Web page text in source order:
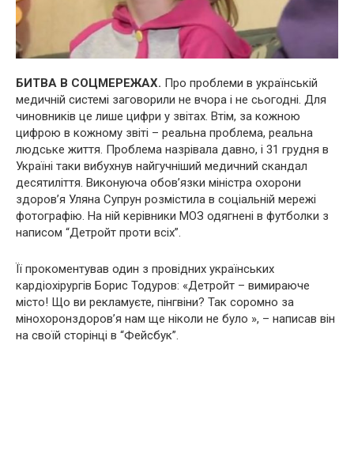
БИТВА В СОЦМЕРЕЖАХ. Про проблеми в українській
медичній системі заговорили не вчора і не сьогодні. Для
чиновників це лише цифри у звітах. Втім, за кожною
цифрою в кожному звіті – реальна проблема, реальна
людське життя. Проблема назрівала давно, і 31 грудня в
Україні таки вибухнув найгучніший медичний скандал
десятиліття. Виконуюча обов’язки міністра охорони
здоров’я Уляна Супрун розмістила в соціальній мережі
фотографію. На ній керівники МОЗ одягнені в футболки з
написом “Детройт проти всіх”.
Її прокоментував один з провідних українських
кардіохірургів Борис Тодуров: «Детройт – вимираюче
місто! Що ви рекламуєте, пінгвіни? Так соромно за
мінохоронздоров’я нам ще ніколи не було », – написав він
на своїй сторінці в “Фейсбук”.